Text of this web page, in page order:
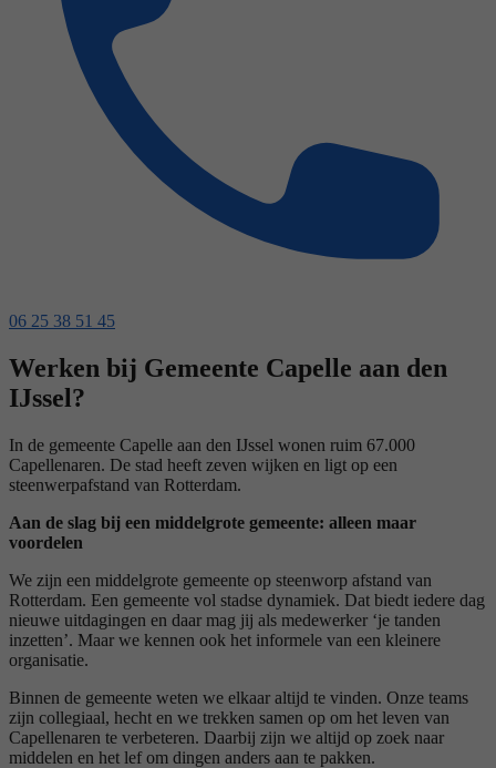
06 25 38 51 45
Werken bij Gemeente Capelle aan den
IJssel?
In de gemeente Capelle aan den IJssel wonen ruim 67.000
Capellenaren. De stad heeft zeven wijken en ligt op een
steenwerpafstand van Rotterdam.
Aan de slag bij een middelgrote gemeente: alleen maar
voordelen
We zijn een middelgrote gemeente op steenworp afstand van
Rotterdam. Een gemeente vol stadse dynamiek. Dat biedt iedere dag
nieuwe uitdagingen en daar mag jij als medewerker ‘je tanden
inzetten’. Maar we kennen ook het informele van een kleinere
organisatie.
Binnen de gemeente weten we elkaar altijd te vinden. Onze teams
zijn collegiaal, hecht en we trekken samen op om het leven van
Capellenaren te verbeteren. Daarbij zijn we altijd op zoek naar
middelen en het lef om dingen anders aan te pakken.